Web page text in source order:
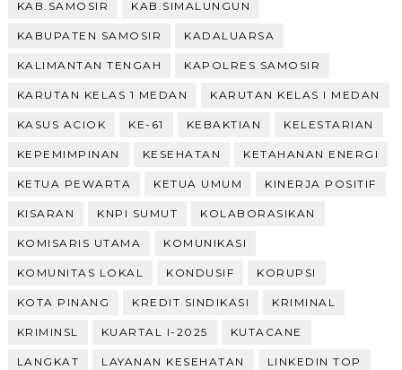
KAB.SAMOSIR KAB.SIMALUNGUN
KABUPATEN SAMOSIR KADALUARSA
KALIMANTAN TENGAH KAPOLRES SAMOSIR
KARUTAN KELAS 1 MEDAN KARUTAN KELAS I MEDAN
KASUS ACIOK KE-61 KEBAKTIAN KELESTARIAN
KEPEMIMPINAN KESEHATAN KETAHANAN ENERGI
KETUA PEWARTA KETUA UMUM KINERJA POSITIF
KISARAN KNPI SUMUT KOLABORASIKAN
KOMISARIS UTAMA KOMUNIKASI
KOMUNITAS LOKAL KONDUSIF KORUPSI
KOTA PINANG KREDIT SINDIKASI KRIMINAL
KRIMINSL KUARTAL I-2025 KUTACANE
LANGKAT LAYANAN KESEHATAN LINKEDIN TOP